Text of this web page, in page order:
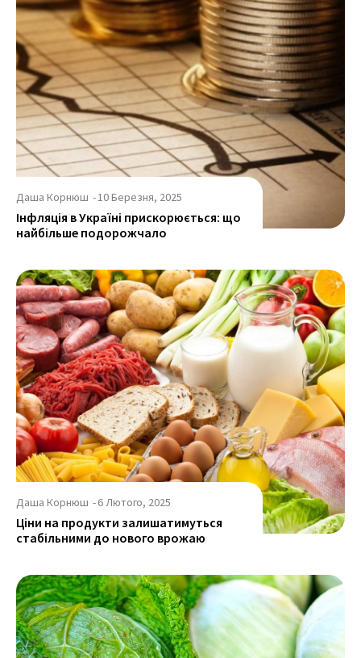
Даша Корнюш -10 Березня, 2025
Інфляція в Україні прискорюється: що
найбільше подорожчало
Даша Корнюш -6 Лютого, 2025
Ціни на продукти залишатимуться
стабільними до нового врожаю